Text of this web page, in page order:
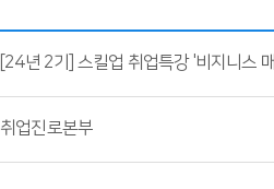
[24년 2기] 스킬업 취업특강 '비지니스
취업진로본부